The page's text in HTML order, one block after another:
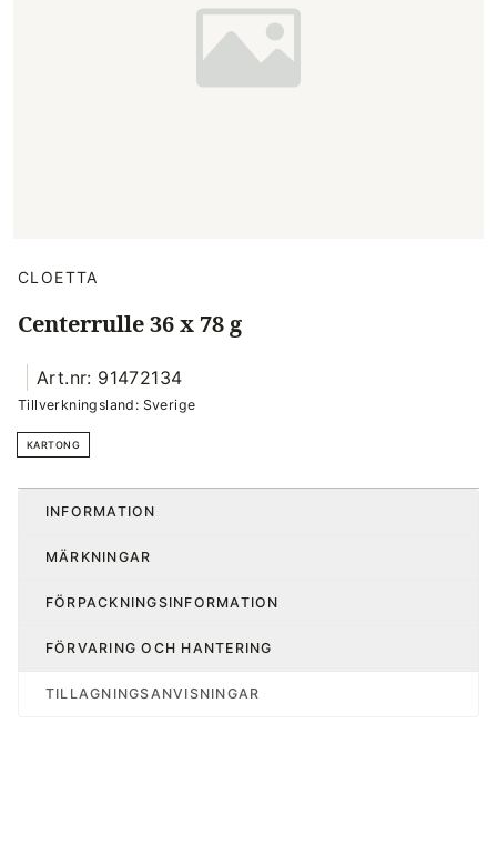
CLOETTA
Centerrulle 36 x 78 g
Art.nr: 91472134
Tillverkningsland: Sverige
KARTONG
INFORMATION
MÄRKNINGAR
FÖRPACKNINGSINFORMATION
FÖRVARING OCH HANTERING
TILLAGNINGSANVISNINGAR